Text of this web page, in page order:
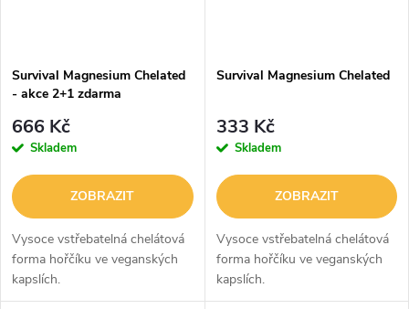
Survival Magnesium Chelated
- akce 2+1 zdarma
666 Kč
Skladem
ZOBRAZIT
Vysoce vstřebatelná chelátová
forma hořčíku ve veganských
kapslích.
Survival Magnesium Chelated
333 Kč
Skladem
ZOBRAZIT
Vysoce vstřebatelná chelátová
forma hořčíku ve veganských
kapslích.